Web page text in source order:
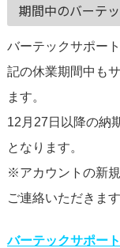
期間中のバーテ
バーテックサポー
記の休業期間中も
ます。
12月27日以降の納
となります。
※アカウントの新
ご連絡いただきま
バーテックサポー